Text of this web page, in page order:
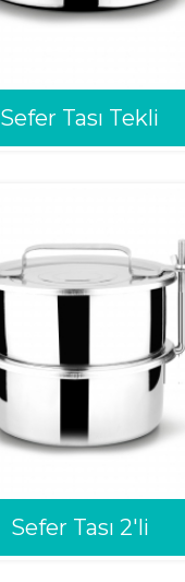
Sefer Tası Tekli
Sefer Tası 2'li